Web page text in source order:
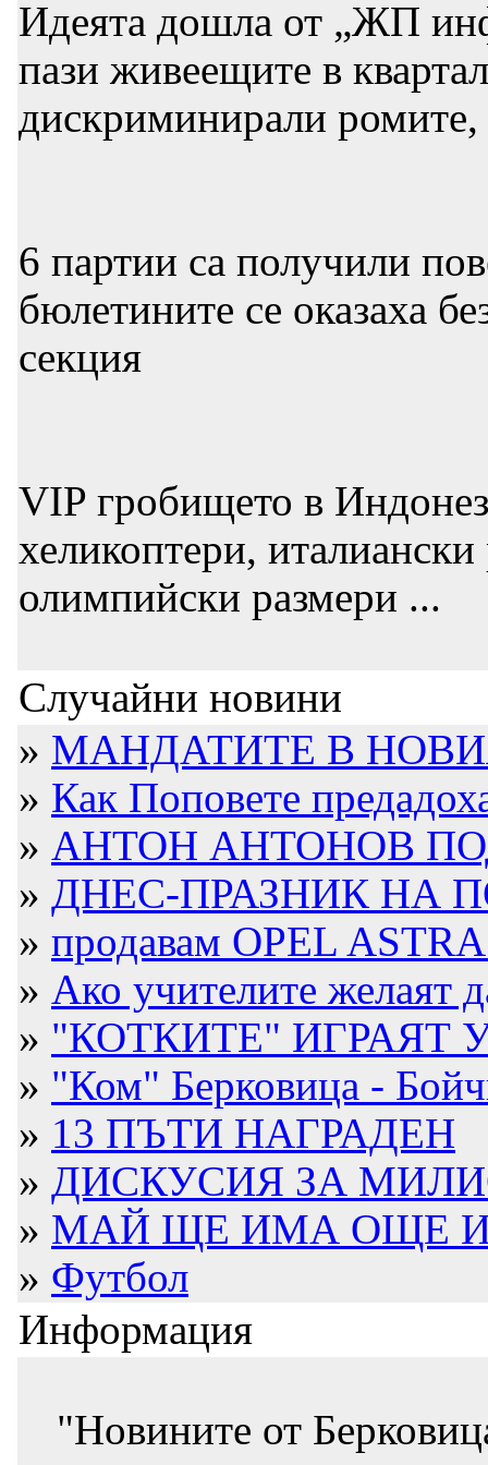
Идеята дошла от „ЖП
пази живеещите в
дискриминирали
6 партии са получили
бюлетините се оказаха
секция
VIP гробището в
хеликоптери, италиански
олимпийски размери ...
Случайни новини
» МАНДАТИТЕ В
» Как Поповете
» АНТОН АНТОНОВ
» ДНЕС-ПРАЗНИК НА
» продавам OPEL
» Ако учителите желаят
» "КОТКИТЕ" ИГРАЯТ
» "Ком" Берковица -
» 13 ПЪТИ НАГРАДЕН
» ДИСКУСИЯ ЗА
» МАЙ ЩЕ ИМА ОЩЕ
» Футбол
Информация
"Новините от